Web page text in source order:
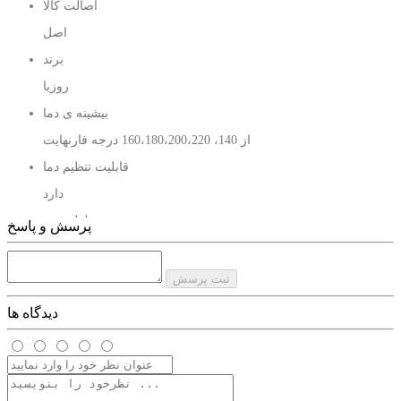
اصالت کالا
اصل
برند
روزیا
بیشینه ی دما
از 140، 160،180،200،220 درجه فارنهایت
قابلیت تنظیم دما
دارد
طول سیم
دارای فناوری PTC
گرم شدن زیر 30 ثانیه
حلقه آویز
پرسش و پاسخ
ثبت پرسش
دیدگاه ها